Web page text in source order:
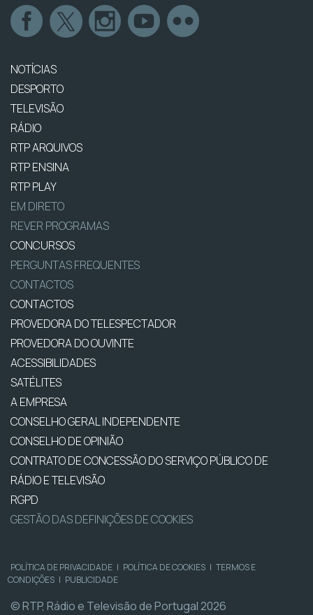
NOTÍCIAS
DESPORTO
TELEVISÃO
RÁDIO
RTP ARQUIVOS
RTP ENSINA
RTP PLAY
EM DIRETO
REVER PROGRAMAS
CONCURSOS
PERGUNTAS FREQUENTES
CONTACTOS
CONTACTOS
PROVEDORA DO TELESPECTADOR
PROVEDORA DO OUVINTE
ACESSIBILIDADES
SATÉLITES
A EMPRESA
CONSELHO GERAL INDEPENDENTE
CONSELHO DE OPINIÃO
CONTRATO DE CONCESSÃO DO SERVIÇO PÚBLICO DE
RÁDIO E TELEVISÃO
RGPD
GESTÃO DAS DEFINIÇÕES DE COOKIES
POLÍTICA DE PRIVACIDADE | POLÍTICA DE COOKIES | TERMOS E
CONDIÇÕES | PUBLICIDADE
© RTP, Rádio e Televisão de Portugal 2026